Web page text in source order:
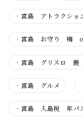
・ 宮島 アトラクショ
・ 宮島 お守り 梅
・ 宮島 グリスロ 鹿
・ 宮島 グルメ
・ 宮島 入島税 年パ